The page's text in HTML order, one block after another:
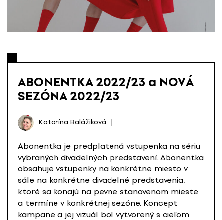
ABONENTKA 2022/23 a NOVÁ
SEZÓNA 2022/23
Katarína Balážiková
Abonentka je predplatená vstupenka na sériu
vybraných divadelných predstavení. Abonentka
obsahuje vstupenky na konkrétne miesto v
sále na konkrétne divadelné predstavenia,
ktoré sa konajú na pevne stanovenom mieste
a termíne v konkrétnej sezóne. Koncept
kampane a jej vizuál bol vytvorený s cieľom